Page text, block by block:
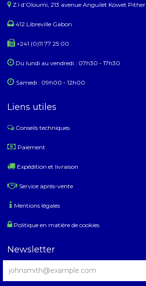
Z.I d’Oloumi, 213 avenue Anguilet Kowet Pither​
412 Libreville Gabon
+241 (0)11 77 25 00
Du lundi au ​​vendredi : 07h30 - 17h30
Samedi : 09h00 - 12h00
Liens utiles
Conseils techniques
​ Paiement
Expédition et livraison
Service après-vente
Mentions légales
Politique en matière de cookies
Newsletter